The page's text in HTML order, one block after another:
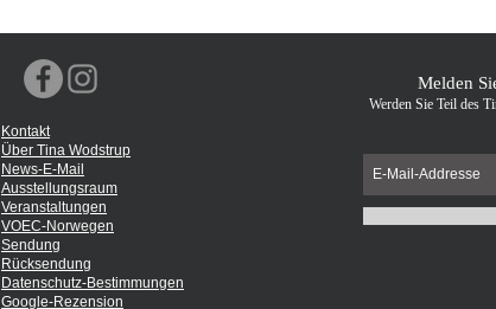
Kontakt
Über Tina Wodstrup
News-E-Mail
Ausstellungsraum
Veranstaltungen
VOEC-Norwegen
Sendung
Rücksendung
Datenschutz-Bestimmungen
Google-Rezension
Melden
Werden Sie Teil des